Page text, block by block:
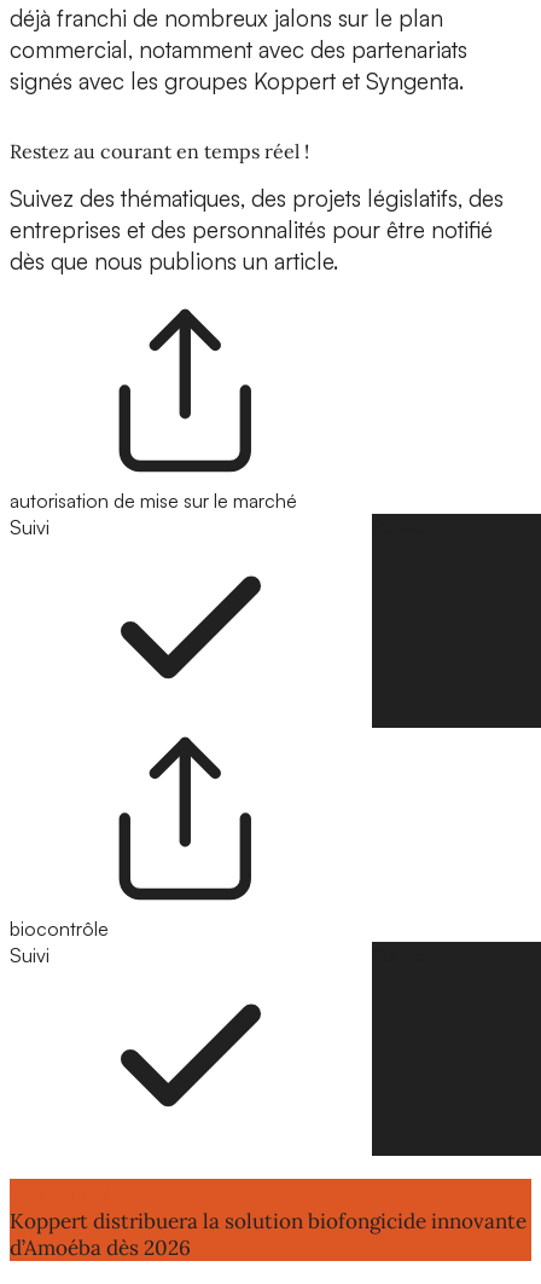
déjà franchi de nombreux jalons sur le plan
commercial, notamment avec des partenariats
signés avec les groupes Koppert et Syngenta.
Restez au courant en temps réel !
Suivez des thématiques, des projets législatifs, des
entreprises et des personnalités pour être notifié
dès que nous publions un article.
autorisation de mise sur le marché
Suivi
biocontrôle
Suivi
Koppert distribuera la solution biofongicide innovante
d’Amoéba dès 2026